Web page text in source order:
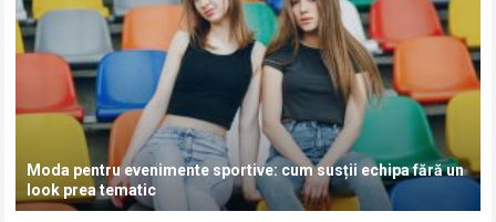
Moda pentru evenimente sportive: cum susții echipa fără un
look prea tematic